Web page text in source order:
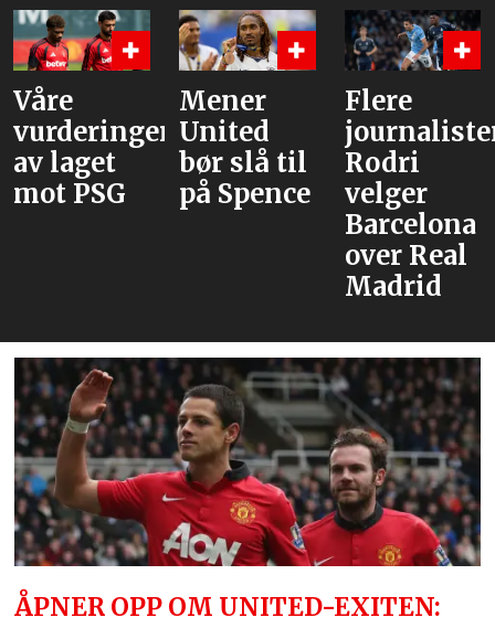
Våre
vurderinger
av laget
mot PSG
Mener
United
bør slå til
på Spence
Flere
Rodri
velger
Barcelona
over Real
Madrid
ÅPNER OPP OM UNITED-EXITEN: